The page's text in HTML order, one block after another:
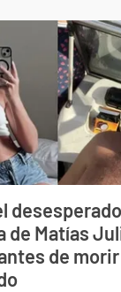
de Matías
de morir